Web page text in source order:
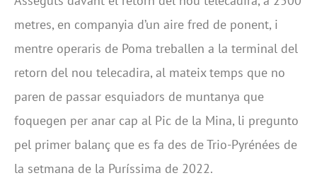
metres, en companyia d’un aire fred de ponent, i
mentre operaris de Poma treballen a la terminal del
retorn del nou telecadira, al mateix temps que no
paren de passar esquiadors de muntanya que
foquegen per anar cap al Pic de la Mina, li pregunto
pel primer balanç que es fa des de Trio-Pyrénées de
la setmana de la Puríssima de 2022.